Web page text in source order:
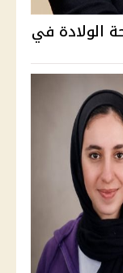
الولادة في